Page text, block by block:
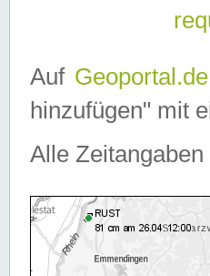
Auf Geoportal.de
hinzufügen" mit
Alle